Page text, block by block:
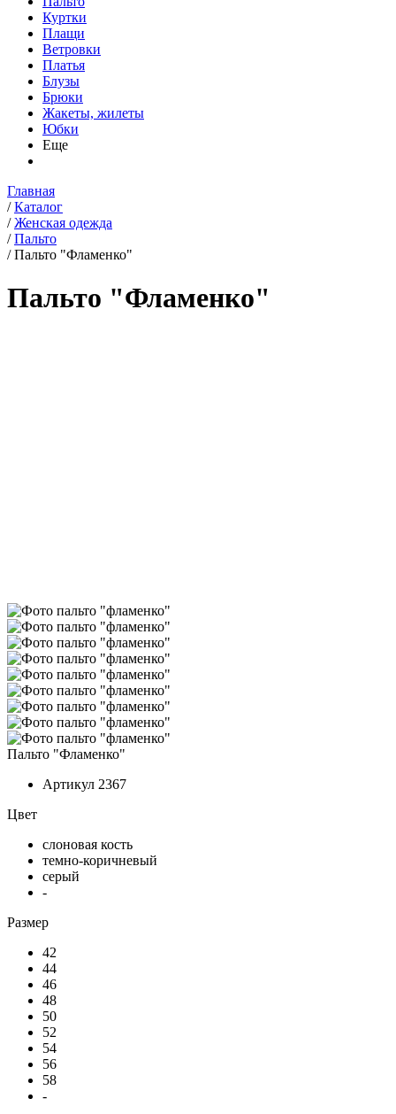
Куртки
Плащи
Ветровки
Платья
Блузы
Брюки
Жакеты, жилеты
Юбки
Еще
Главная
/ Каталог
/ Женская одежда
/ Пальто
/ Пальто "Фламенко"
Пальто "Фламенко"
Пальто "Фламенко"
Артикул 2367
Цвет
слоновая кость
темно-коричневый
серый
-
Размер
42
44
46
48
50
52
54
56
58
-